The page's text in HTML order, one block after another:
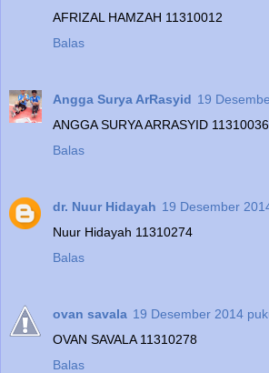
AFRIZAL HAMZAH 11310012
Balas
Angga Surya ArRasyid 19
ANGGA SURYA ARRASYID 11310036
Balas
dr. Nuur Hidayah 19 Desember
Nuur Hidayah 11310274
Balas
ovan savala 19 Desember 2014
OVAN SAVALA 11310278
Balas